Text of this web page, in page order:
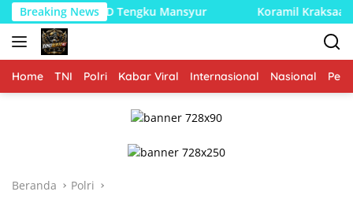
Langsung
ke
konten
Breaking News
RSUD Tengku Mansyur Koramil Kraksaan Kawal Dan
Home TNI Polri Kabar Viral Internasional Nasional
Beranda Polri